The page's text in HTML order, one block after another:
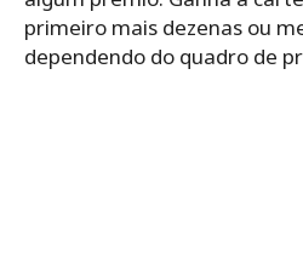
primeiro mais dezenas ou
dependendo do quadro de